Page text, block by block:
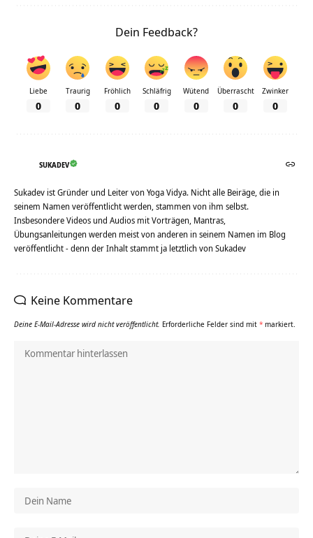
Dein Feedback?
Liebe
0
Traurig
0
Fröhlich
0
Schläfrig
0
Wütend
0
Überrascht
0
Zwinker
0
SUKADEV
Sukadev ist Gründer und Leiter von Yoga Vidya. Nicht alle Beiräge, die in
seinem Namen veröffentlicht werden, stammen von ihm selbst.
Insbesondere Videos und Audios mit Vorträgen, Mantras,
Übungsanleitungen werden meist von anderen in seinem Namen im Blog
veröffentlicht - denn der Inhalt stammt ja letztlich von Sukadev
Keine Kommentare
Deine E-Mail-Adresse wird nicht veröffentlicht. Erforderliche Felder sind mit * markiert.